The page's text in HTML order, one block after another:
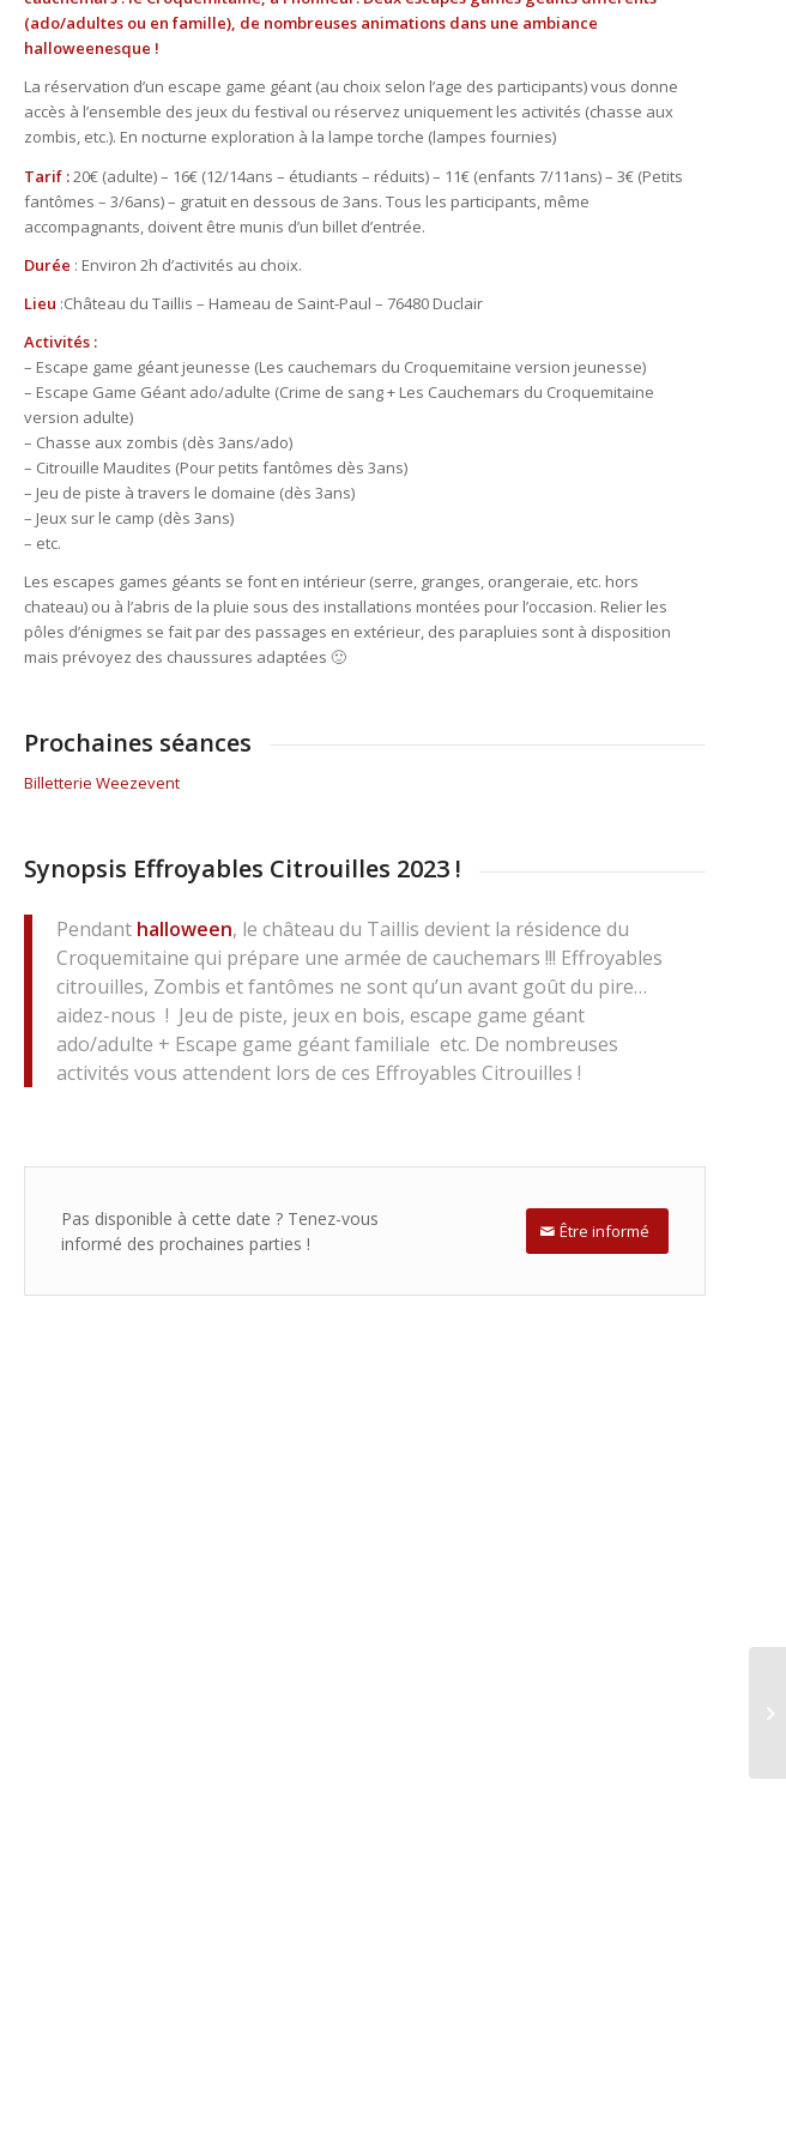
(ado/adultes ou en famille), de nombreuses animations dans une ambiance
halloweenesque !
La réservation d’un escape game géant (au choix selon l’age des participants) vous donne
accès à l’ensemble des jeux du festival ou réservez uniquement les activités (chasse aux
zombis, etc.). En nocturne exploration à la lampe torche (lampes fournies)
Tarif :20€ (adulte) – 16€ (12/14ans – étudiants – réduits) – 11€ (enfants 7/11ans) – 3€ (Petits
fantômes – 3/6ans) – gratuit en dessous de 3ans. Tous les participants, même
accompagnants, doivent être munis d’un billet d’entrée.
Durée : Environ 2h d’activités au choix.
Lieu :Château du Taillis – Hameau de Saint-Paul –76480 Duclair
Activités :
– Escape game géant jeunesse (Les cauchemars du Croquemitaine version jeunesse)
– Escape Game Géant ado/adulte (Crime de sang + Les Cauchemars du Croquemitaine
version adulte)
– Chasse aux zombis (dès 3ans/ado)
– Citrouille Maudites (Pour petits fantômes dès 3ans)
– Jeu de piste à travers le domaine (dès 3ans)
– Jeux sur le camp (dès 3ans)
– etc.
Les escapes games géants se font en intérieur (serre, granges, orangeraie, etc. hors
chateau) ou à l’abris de la pluie sous des installations montées pour l’occasion. Relier les
pôles d’énigmes se fait par des passages en extérieur, des parapluies sont à disposition
mais prévoyez des chaussures adaptées 🙂
Prochaines séances
Billetterie Weezevent
Synopsis Effroyables Citrouilles 2023 !
Pendant halloween, le château du Taillis devient la résidence du
Croquemitaine qui prépare une armée de cauchemars !!! Effroyables
citrouilles, Zombis et fantômes ne sont qu’un avant goût du pire…
aidez-nous ! Jeu de piste, jeux en bois, escape game géant
ado/adulte + Escape game géant familiale etc. De nombreuses
activités vous attendent lors de ces Effroyables Citrouilles !
Pas disponible à cette date ? Tenez-vous
informé des prochaines parties !
Être informé